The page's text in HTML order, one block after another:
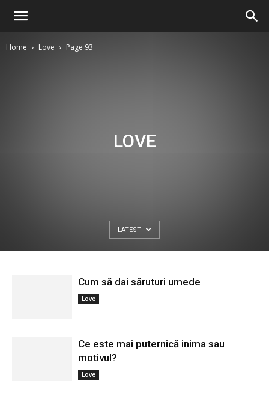
Home Love Page 93
LOVE
LATEST
Cum să dai săruturi umede
Love
Ce este mai puternică inima sau
motivul?
Love